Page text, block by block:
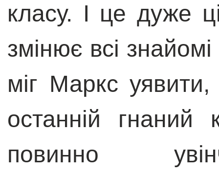
класу. І це дуже
змінює всі
міг Маркс
останній гнаний
повинно